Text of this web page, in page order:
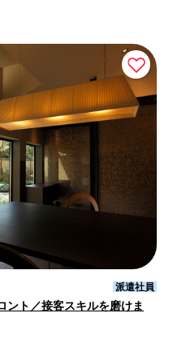
派遣社員
ント／接客スキルを磨けま